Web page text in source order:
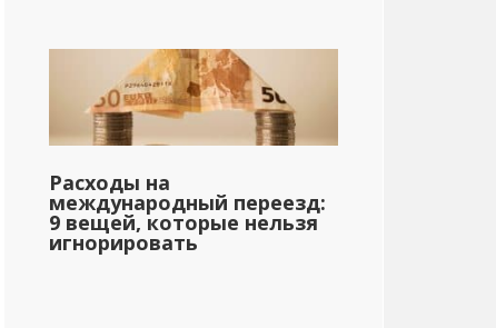
Расходы на
международный переезд:
9 вещей, которые нельзя
игнорировать